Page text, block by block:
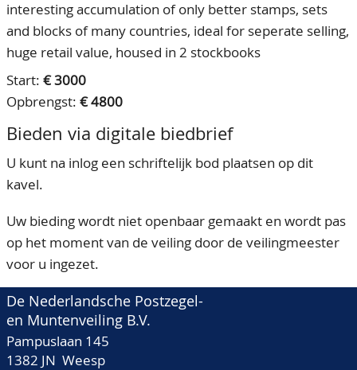
interesting accumulation of only better stamps, sets
and blocks of many countries, ideal for seperate selling,
huge retail value, housed in 2 stockbooks
Start: € 3000
Opbrengst: € 4800
Bieden via digitale biedbrief
U kunt na inlog een schriftelijk bod plaatsen op dit
kavel.
Uw bieding wordt niet openbaar gemaakt en wordt pas
op het moment van de veiling door de veilingmeester
voor u ingezet.
De Nederlandsche Postzegel-
en Muntenveiling B.V.
Pampuslaan 145
1382 JN Weesp